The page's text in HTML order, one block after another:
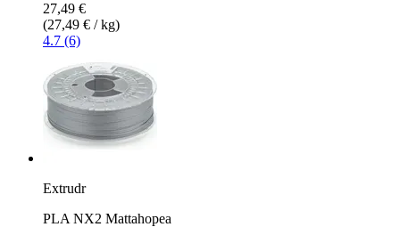
27,49 €
(27,49 € / kg)
4.7 (6)
Extrudr
PLA NX2 Mattahopea